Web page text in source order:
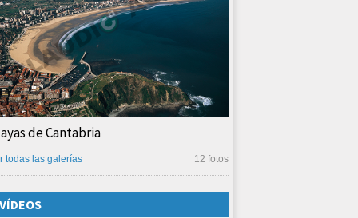
de Cantabria
12 fotos
todas las galerías
VÍDEOS